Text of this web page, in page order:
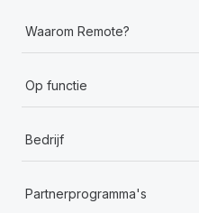
Waarom Remote?
Op functie
Bedrijf
Partnerprogramma's